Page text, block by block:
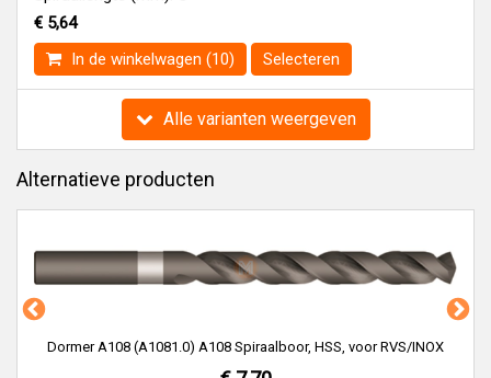
€ 5,64
In de winkelwagen (10)
Selecteren
Alle varianten weergeven
Alternatieve producten
(A1081.0) A108 Spiraalboor, HSS, voor RVS/INOX